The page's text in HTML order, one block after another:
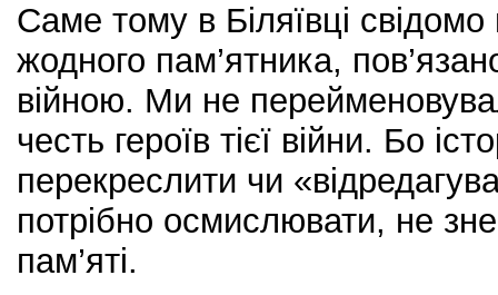
Саме тому в Біляївці
жодного пам’ятника,
війною. Ми не
честь героїв тієї війни. Бо
перекреслити чи
потрібно осмислювати, не
пам’яті.